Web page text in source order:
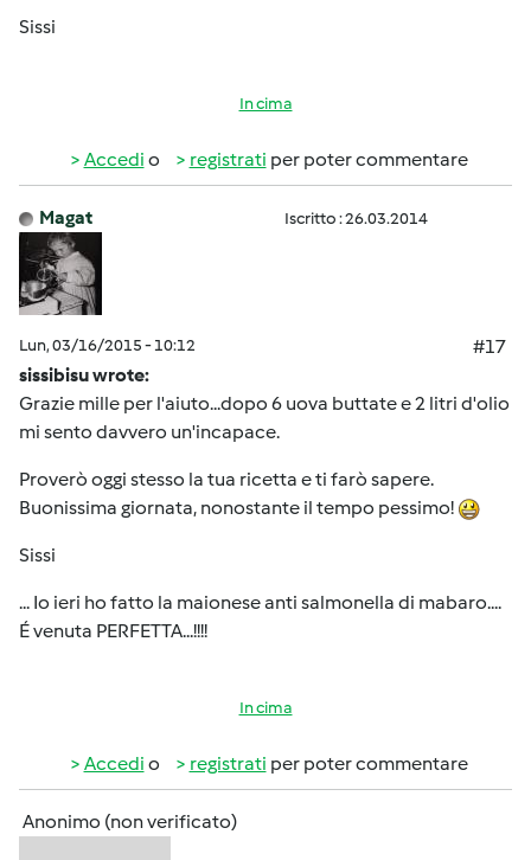
Sissi
In cima
Accedi o registrati per poter commentare
Magat Iscritto : 26.03.2014
Lun, 03/16/2015 - 10:12
#17
sissibisu wrote:
Grazie mille per l'aiuto...dopo 6 uova buttate e 2 litri d'olio
mi sento davvero un'incapace.
Proverò oggi stesso la tua ricetta e ti farò sapere.
Buonissima giornata, nonostante il tempo pessimo!
Sissi
... Io ieri ho fatto la maionese anti salmonella di mabaro....
É venuta PERFETTA...!!!!
In cima
Accedi o registrati per poter commentare
Anonimo (non verificato)